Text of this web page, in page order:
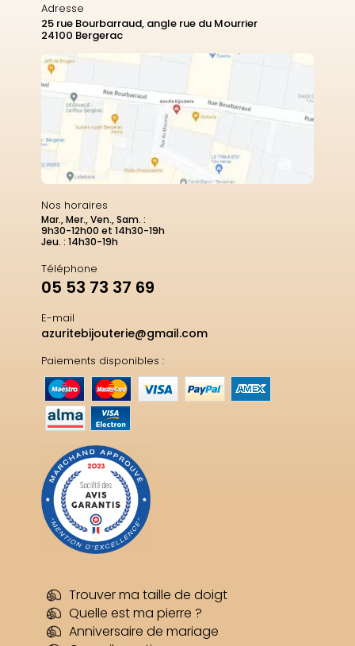
Adresse
25 rue Bourbarraud, angle rue du Mourrier
24100 Bergerac
Nos horaires
Mar., Mer., Ven., Sam. :
9h30-12h00 et 14h30-19h
Jeu. : 14h30-19h
Téléphone
05 53 73 37 69
E-mail
azuritebijouterie@gmail.com
Paiements disponibles :
Trouver ma taille de doigt
Quelle est ma pierre ?
Anniversaire de mariage